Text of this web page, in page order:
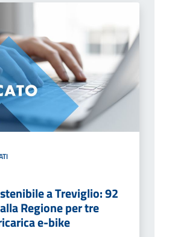
a Treviglio: 92
Regione per tre
e-bike